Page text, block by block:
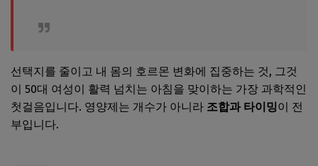
선택지를 줄이고 내 몸의 호르몬 변화에 집중하는 것, 그것
이 50대 여성이 활력 넘치는 아침을 맞이하는 가장 과학적인
첫걸음입니다. 영양제는 개수가 아니라 조합과 타이밍이 전
부입니다.